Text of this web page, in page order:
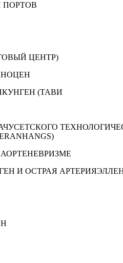
ПОРТОВ
ЦЕНТР)
(ТАВИ
И ОСТРАЯ